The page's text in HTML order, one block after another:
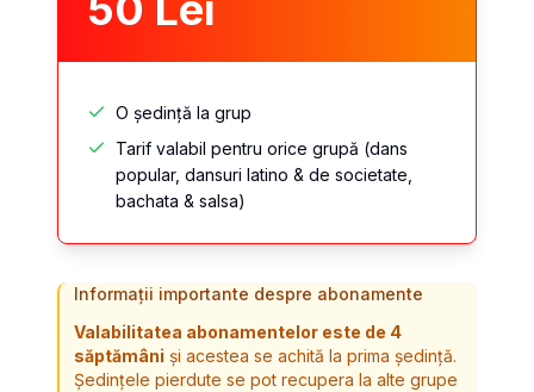
O ședință la grup
Tarif valabil pentru orice grupă (dans
popular, dansuri latino & de societate,
bachata & salsa)
Informații importante despre abonamente
Valabilitatea abonamentelor este de 4
săptămâni și acestea se achită la prima ședință.
Ședințele pierdute se pot recupera la alte grupe